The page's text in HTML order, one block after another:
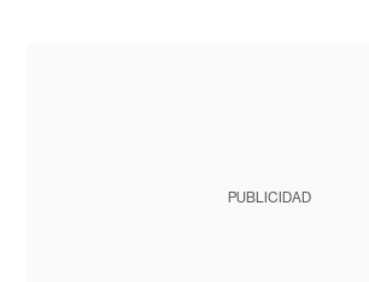
PUBLICIDAD